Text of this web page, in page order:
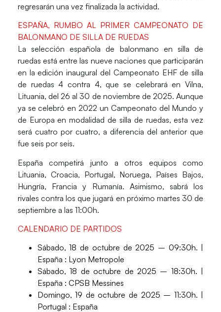
regresarán una vez finalizada la actividad.
ESPAÑA, RUMBO AL PRIMER CAMPEONATO DE
BALONMANO DE SILLA DE RUEDAS
La selección española de balonmano en silla de
ruedas está entre las nueve naciones que participarán
en la edición inaugural del Campeonato EHF de silla
de ruedas 4 contra 4, que se celebrará enVilna,
Lituania, del26 al 30 de noviembre de 2025. Aunque
ya se celebró en 2022 un Campeonato del Mundo y
de Europa en modalidad de silla de ruedas, esta vez
será cuatro por cuatro, a diferencia del anterior que
fue seis por seis.
España competirá junto a otros equipos como
Lituania, Croacia, Portugal, Noruega, Países Bajos,
Hungría, Francia y Rumanía. Asimismo, sabrá los
rivales contra los que jugará en próximo martes 30 de
septiembre a las 11:00h.
CALENDARIO DE PARTIDOS
Sábado, 18 de octubre de 2025 – 09:30h. |
España : Lyon Metropole
Sábado, 18 de octubre de 2025 – 18:30h. |
España : CPSB Messines
Domingo, 19 de octubre de 2025 – 11:30h. |
Portugal : España